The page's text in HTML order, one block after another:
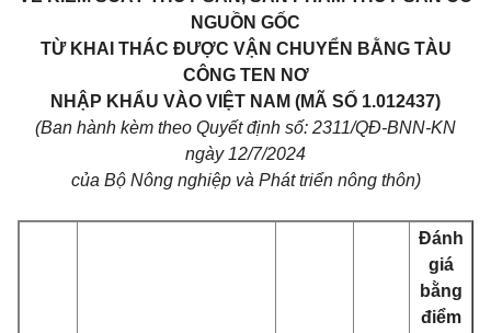
NGUỒN GỐC
TỪ KHAI THÁC ĐƯỢC VẬN CHUYỂN BẰNG TÀU
CÔNG TEN NƠ
NHẬP KHẨU VÀO VIỆT NAM (MÃ SỐ 1.012437)
(Ban hành kèm theo Quyết định số: 2311/QĐ-BNN-KN
ngày 12/7/2024
của Bộ Nông nghiệp và Phát triển nông thôn)
Đánh
giá
bằng
điểm